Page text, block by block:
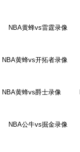
NBA黄蜂vs雷霆录像
NBA黄蜂vs开拓者录像
NBA黄蜂vs爵士录像
NBA公牛vs掘金录像